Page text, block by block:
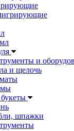
и
и щелочь
шпажки